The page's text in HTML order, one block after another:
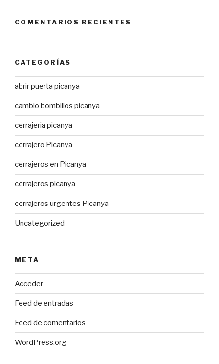
COMENTARIOS RECIENTES
CATEGORÍAS
abrir puerta picanya
cambio bombillos picanya
cerrajeria picanya
cerrajero Picanya
cerrajeros en Picanya
cerrajeros picanya
cerrajeros urgentes Picanya
Uncategorized
META
Acceder
Feed de entradas
Feed de comentarios
WordPress.org